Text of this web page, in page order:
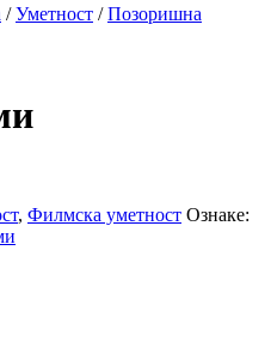
/Уметност /Позоришна
, Филмска уметност Ознаке: